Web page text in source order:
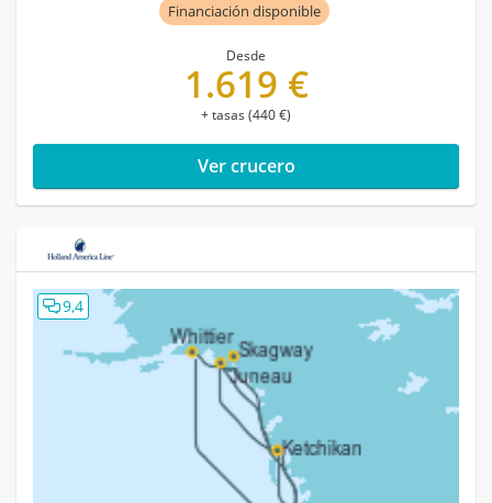
Financiación disponible
Desde
1.619 €
+ tasas (440 €)
Ver crucero
9,4